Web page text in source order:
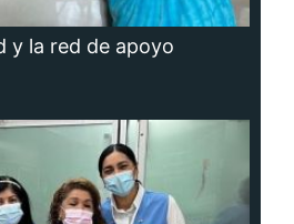
y la red de apoyo